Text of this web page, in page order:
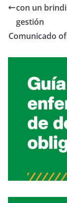
con un
gestión
Comunicado